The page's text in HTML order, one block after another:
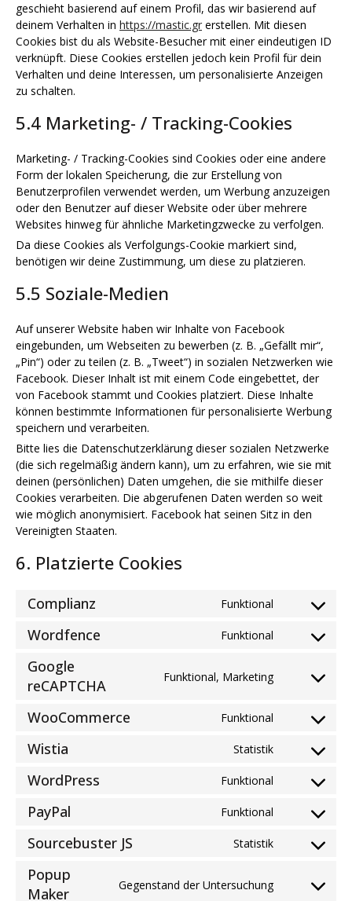
geschieht basierend auf einem Profil, das wir basierend auf
deinem Verhalten in https://mastic.gr erstellen. Mit diesen
Cookies bist du als Website-Besucher mit einer eindeutigen ID
verknüpft. Diese Cookies erstellen jedoch kein Profil für dein
Verhalten und deine Interessen, um personalisierte Anzeigen
zu schalten.
5.4 Marketing- / Tracking-Cookies
Marketing- / Tracking-Cookies sind Cookies oder eine andere
Form der lokalen Speicherung, die zur Erstellung von
Benutzerprofilen verwendet werden, um Werbung anzuzeigen
oder den Benutzer auf dieser Website oder über mehrere
Websites hinweg für ähnliche Marketingzwecke zu verfolgen.
Da diese Cookies als Verfolgungs-Cookie markiert sind,
benötigen wir deine Zustimmung, um diese zu platzieren.
5.5 Soziale-Medien
Auf unserer Website haben wir Inhalte von Facebook
eingebunden, um Webseiten zu bewerben (z. B. „Gefällt mir“,
„Pin“) oder zu teilen (z. B. „Tweet“) in sozialen Netzwerken wie
Facebook. Dieser Inhalt ist mit einem Code eingebettet, der
von Facebook stammt und Cookies platziert. Diese Inhalte
können bestimmte Informationen für personalisierte Werbung
speichern und verarbeiten.
Bitte lies die Datenschutzerklärung dieser sozialen Netzwerke
(die sich regelmäßig ändern kann), um zu erfahren, wie sie mit
deinen (persönlichen) Daten umgehen, die sie mithilfe dieser
Cookies verarbeiten. Die abgerufenen Daten werden so weit
wie möglich anonymisiert. Facebook hat seinen Sitz in den
Vereinigten Staaten.
6. Platzierte Cookies
Complianz Funktional
Consent
service
Wordfence Funktional
Consent
service
Google
reCAPTCHA
Funktional, Marketing
Consent
service
recaptcha
WooCommerce Funktional
Consent
service
Wistia Statistik
Consent
service
wistia
WordPress Funktional
Consent
service
wordpress
PayPal Funktional
Consent
service
Sourcebuster JS Statistik
Consent
service
Popup
Maker
Gegenstand der Untersuchung
Consent